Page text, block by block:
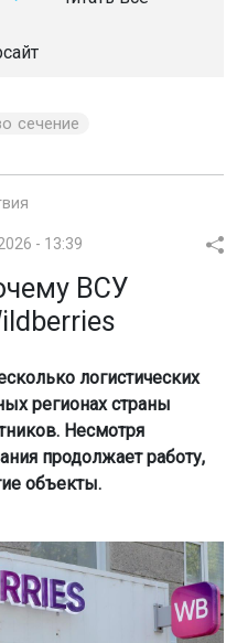
сечение
- 13:39
ВСУ
логистических
регионах страны
Несмотря
продолжает работу,
объекты.